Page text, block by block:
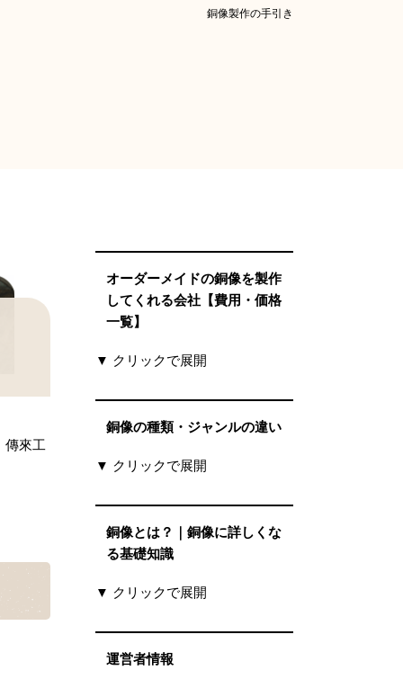
銅像製作の手引き
傳來工
オーダーメイドの銅像を製作
してくれる会社【費用・価格
一覧】
▼ クリックで展開
銅像の種類・ジャンルの違い
▼ クリックで展開
銅像とは？｜銅像に詳しくな
る基礎知識
▼ クリックで展開
運営者情報